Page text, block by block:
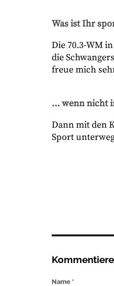
Was ist Ihr
Die 70.3-WM
die
freue mich
… wenn nicht
Dann mit den
Sport
Name *